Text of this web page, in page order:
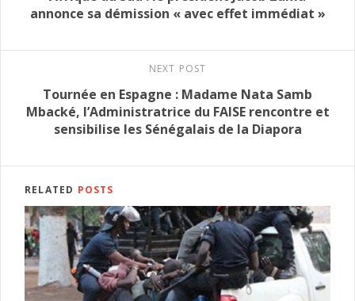
annonce sa démission « avec effet immédiat »
NEXT POST
Tournée en Espagne : Madame Nata Samb
Mbacké, l’Administratrice du FAISE rencontre et
sensibilise les Sénégalais de la Diapora
RELATED POSTS